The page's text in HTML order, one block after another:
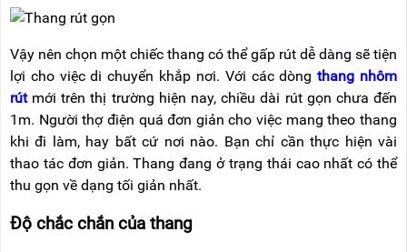
THOÁT
HIỂM
ĐỘNG
XE
NÂNG
TAY
Vậy nên chọn một chiếc thang có thể gấp rút dễ dàng sẽ tiện
lợi cho việc di chuyển khắp nơi. Với các dòngthang nhôm
rútmới trên thị trường hiện nay, chiều dài rút gọn chưa đến
1m. Người thợ điện quá đơn giản cho việc mang theo thang
khi đi làm, hay bất cứ nơi nào. Bạn chỉ cần thực hiện vài
thao tác đơn giản. Thang đang ở trạng thái cao nhất có thể
thu gọn về dạng tối giản nhất.
Độ chắc chắn của thang